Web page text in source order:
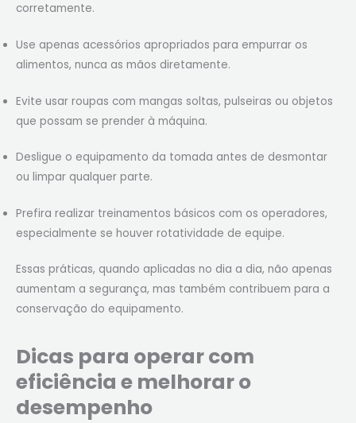
corretamente.
Use apenas acessórios apropriados para empurrar os
alimentos, nunca as mãos diretamente.
Evite usar roupas com mangas soltas, pulseiras ou objetos
que possam se prender à máquina.
Desligue o equipamento da tomada antes de desmontar
ou limpar qualquer parte.
Prefira realizar treinamentos básicos com os operadores,
especialmente se houver rotatividade de equipe.
Essas práticas, quando aplicadas no dia a dia, não apenas
aumentam a segurança, mas também contribuem para a
conservação do equipamento.
Dicas para operar com
eficiência e melhorar o
desempenho